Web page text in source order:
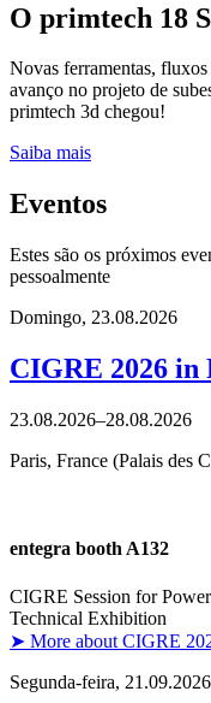
O primtech 18
Novas ferramentas,
avanço no projeto de
primtech 3d chegou!
Saiba mais
Eventos
Estes são os próximos
pessoalmente
Domingo, 23.08.2026
CIGRE 2026 in
23.08.2026–28.08.2026
Paris, France (Palais des
entegra booth A132
CIGRE Session for
Technical Exhibition
➤ More about CIGRE
Segunda-feira, 21.09.2026